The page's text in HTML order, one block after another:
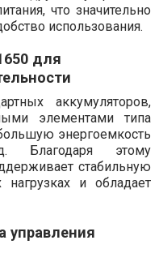
что значительно
использования.
для
аккумуляторов,
элементами типа
энергоемкость
Благодаря этому
стабильную
и обладает
управления